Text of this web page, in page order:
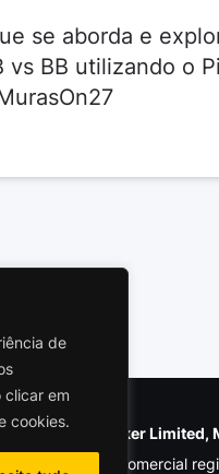
de
clicar em
cookies.
se aborda e
BB utilizando o
Polarize Poker Limited,
Sociedade comercial